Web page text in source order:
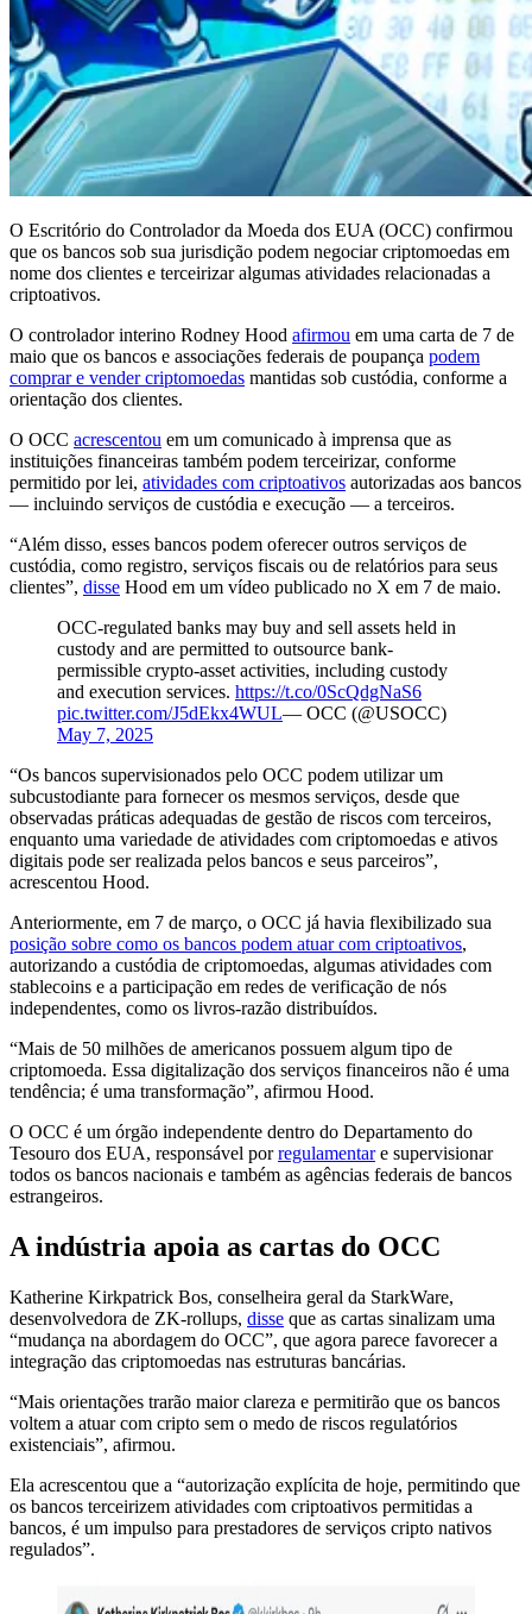
O Escritório do Controlador da Moeda dos EUA (OCC) confirmou
que os bancos sob sua jurisdição podem negociar criptomoedas em
nome dos clientes e terceirizar algumas atividades relacionadas a
criptoativos.
O controlador interino Rodney Hood afirmou em uma carta de 7 de
maio que os bancos e associações federais de poupança podem
comprar e vender criptomoedas mantidas sob custódia, conforme a
orientação dos clientes.
O OCC acrescentou em um comunicado à imprensa que as
instituições financeiras também podem terceirizar, conforme
permitido por lei, atividades com criptoativos autorizadas aos bancos
— incluindo serviços de custódia e execução — a terceiros.
“Além disso, esses bancos podem oferecer outros serviços de
custódia, como registro, serviços fiscais ou de relatórios para seus
clientes”, disse Hood em um vídeo publicado no X em 7 de maio.
OCC-regulated banks may buy and sell assets held in
custody and are permitted to outsource bank-
permissible crypto-asset activities, including custody
and execution services. https://t.co/0ScQdgNaS6
pic.twitter.com/J5dEkx4WUL— OCC (@USOCC)
May 7, 2025
“Os bancos supervisionados pelo OCC podem utilizar um
subcustodiante para fornecer os mesmos serviços, desde que
observadas práticas adequadas de gestão de riscos com terceiros,
enquanto uma variedade de atividades com criptomoedas e ativos
digitais pode ser realizada pelos bancos e seus parceiros”,
acrescentou Hood.
Anteriormente, em 7 de março, o OCC já havia flexibilizado sua
posição sobre como os bancos podem atuar com criptoativos,
autorizando a custódia de criptomoedas, algumas atividades com
stablecoins e a participação em redes de verificação de nós
independentes, como os livros-razão distribuídos.
“Mais de 50 milhões de americanos possuem algum tipo de
criptomoeda. Essa digitalização dos serviços financeiros não é uma
tendência; é uma transformação”, afirmou Hood.
O OCC é um órgão independente dentro do Departamento do
Tesouro dos EUA, responsável porregulamentare supervisionar
todos os bancos nacionais e também as agências federais de bancos
estrangeiros.
A indústria apoia as cartas do OCC
Katherine Kirkpatrick Bos, conselheira geral da StarkWare,
desenvolvedora de ZK-rollups, disse que as cartas sinalizam uma
“mudança na abordagem do OCC”, que agora parece favorecer a
integração das criptomoedas nas estruturas bancárias.
“Mais orientações trarão maior clareza e permitirão que os bancos
voltem a atuar com cripto sem o medo de riscos regulatórios
existenciais”, afirmou.
Ela acrescentou que a “autorização explícita de hoje, permitindo que
os bancos terceirizem atividades com criptoativos permitidas a
bancos, é um impulso para prestadores de serviços cripto nativos
regulados”.